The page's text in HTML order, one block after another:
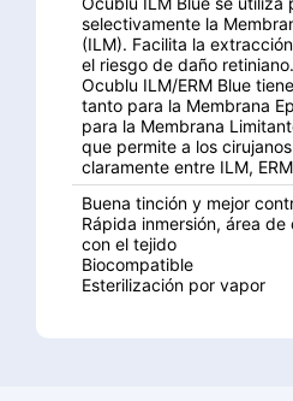
selectivamente la
(ILM). Facilita la
el riesgo de daño retiniano.
Ocublu ILM/ERM Blue
tanto para la Membrana
para la Membrana
que permite a los
claramente entre ILM,
Buena tinción y mejor
Rápida inmersión, área
con el tejido
Biocompatible
Esterilización por vapor